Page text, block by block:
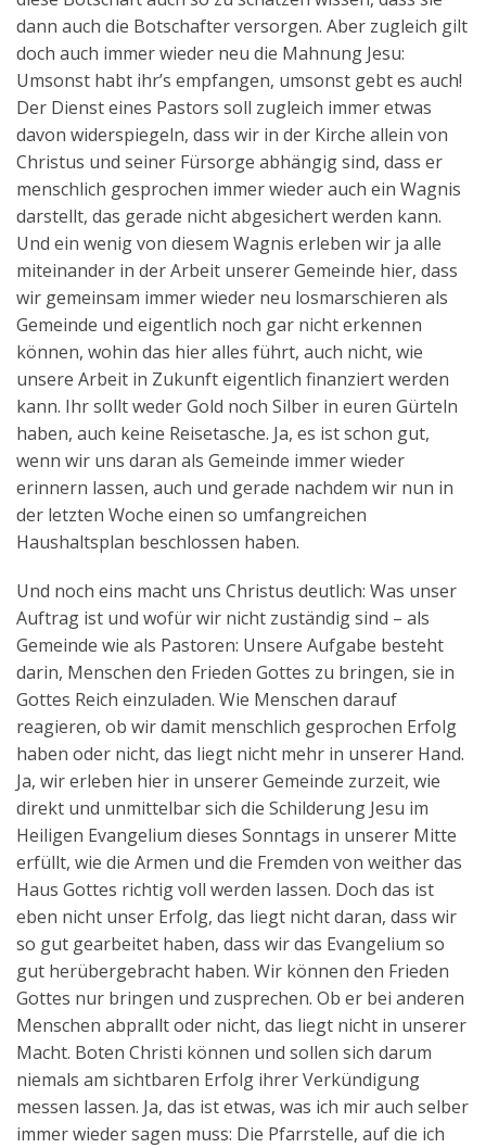
dann auch die Botschafter versorgen. Aber zugleich gilt
doch auch immer wieder neu die Mahnung Jesu:
Umsonst habt ihr’s empfangen, umsonst gebt es auch!
Der Dienst eines Pastors soll zugleich immer etwas
davon widerspiegeln, dass wir in der Kirche allein von
Christus und seiner Fürsorge abhängig sind, dass er
menschlich gesprochen immer wieder auch ein Wagnis
darstellt, das gerade nicht abgesichert werden kann.
Und ein wenig von diesem Wagnis erleben wir ja alle
miteinander in der Arbeit unserer Gemeinde hier, dass
wir gemeinsam immer wieder neu losmarschieren als
Gemeinde und eigentlich noch gar nicht erkennen
können, wohin das hier alles führt, auch nicht, wie
unsere Arbeit in Zukunft eigentlich finanziert werden
kann. Ihr sollt weder Gold noch Silber in euren Gürteln
haben, auch keine Reisetasche. Ja, es ist schon gut,
wenn wir uns daran als Gemeinde immer wieder
erinnern lassen, auch und gerade nachdem wir nun in
der letzten Woche einen so umfangreichen
Haushaltsplan beschlossen haben.
Und noch eins macht uns Christus deutlich: Was unser
Auftrag ist und wofür wir nicht zuständig sind – als
Gemeinde wie als Pastoren: Unsere Aufgabe besteht
darin, Menschen den Frieden Gottes zu bringen, sie in
Gottes Reich einzuladen. Wie Menschen darauf
reagieren, ob wir damit menschlich gesprochen Erfolg
haben oder nicht, das liegt nicht mehr in unserer Hand.
Ja, wir erleben hier in unserer Gemeinde zurzeit, wie
direkt und unmittelbar sich die Schilderung Jesu im
Heiligen Evangelium dieses Sonntags in unserer Mitte
erfüllt, wie die Armen und die Fremden von weither das
Haus Gottes richtig voll werden lassen. Doch das ist
eben nicht unser Erfolg, das liegt nicht daran, dass wir
so gut gearbeitet haben, dass wir das Evangelium so
gut herübergebracht haben. Wir können den Frieden
Gottes nur bringen und zusprechen. Ob er bei anderen
Menschen abprallt oder nicht, das liegt nicht in unserer
Macht. Boten Christi können und sollen sich darum
niemals am sichtbaren Erfolg ihrer Verkündigung
messen lassen. Ja, das ist etwas, was ich mir auch selber
immer wieder sagen muss: Die Pfarrstelle, auf die ich